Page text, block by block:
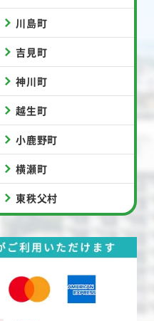
川島町
吉見町
神川町
越生町
小鹿野町
横瀬町
東秩父村